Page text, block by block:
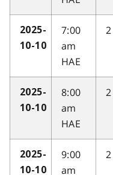
2025-
10-10
7:00
am
HAE
2
2025-
10-10
8:00
am
HAE
2
2025-
10-10
9:00
am
2